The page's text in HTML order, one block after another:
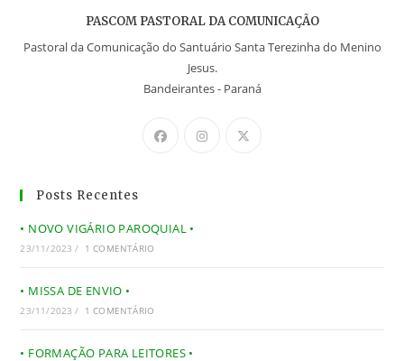
PASCOM PASTORAL DA COMUNICAÇÃO
Pastoral da Comunicação do Santuário Santa Terezinha do Menino
Jesus.
Bandeirantes - Paraná
Posts Recentes
• NOVO VIGÁRIO PAROQUIAL •
23/11/2023 / 1 COMENTÁRIO
• MISSA DE ENVIO •
23/11/2023 / 1 COMENTÁRIO
• FORMAÇÃO PARA LEITORES •